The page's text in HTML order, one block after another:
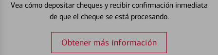
Vea cómo depositar cheques y recibir confirmación inmediata
de que el cheque se está procesando.
Obtener más información